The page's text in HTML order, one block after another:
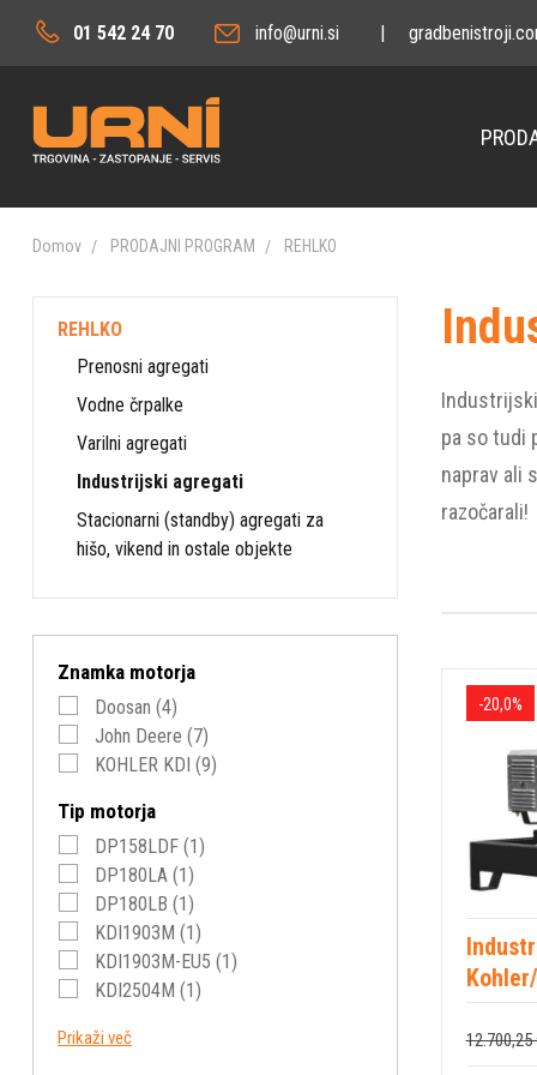
01 542 24 70 info@urni.si |
Domov PRODAJNI PROGRAM REHLKO
REHLKO
Prenosni agregati
Vodne črpalke
Varilni agregati
Industrijski agregati
Stacionarni (standby) agregati za
hišo, vikend in ostale objekte
Znamka motorja
Doosan (4)
John Deere (7)
KOHLER KDI (9)
Tip motorja
DP158LDF (1)
DP180LA (1)
DP180LB (1)
KDI1903M (1)
KDI1903M-EU5 (1)
KDI2504M (1)
KDI2504TM-40
Prikaži več
pa so tudi
naprav ali
razočarali!
-20,0%
12.700,25